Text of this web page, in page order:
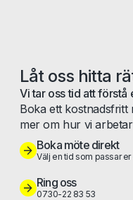
Låt oss hitta
Vi tar oss tid att
Boka ett kostnadsfritt
mer om hur vi
Boka möte direkt
Välj en tid som passar
Ring oss
0730-22 83 53